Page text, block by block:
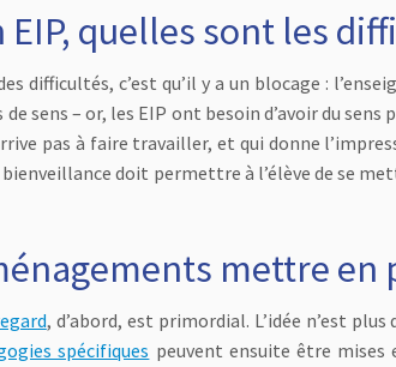
EIP, quelles sont les
difficultés, c’est qu’il y a un blocage :
de sens – or, les EIP ont besoin d’avoir du
pas à faire travailler, et qui donne
bienveillance doit permettre à l’élève de se
mettre en
, d’abord, est primordial. L’idée n’est
spécifiques peuvent ensuite être mises